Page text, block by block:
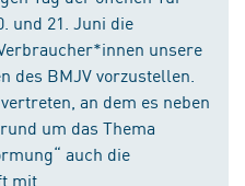
und 21. Juni die
unsere
des BMJV vorzustellen.
an dem es neben
um das Thema
auch die
mit